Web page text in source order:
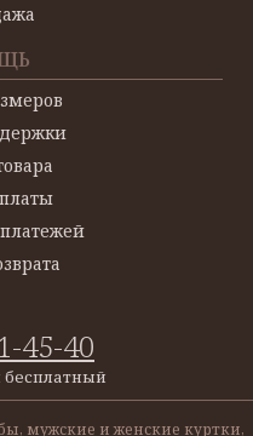
45-40
бесплатный
мужские и женские куртки,